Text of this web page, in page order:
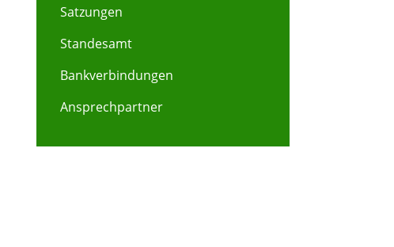
Satzungen
Standesamt
Bankverbindungen
Ansprechpartner